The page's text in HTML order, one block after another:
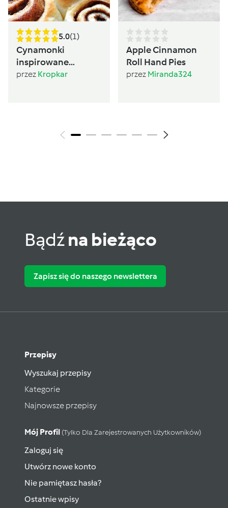
5.0(1)
Cynamonki
inspirowane
Sugarlady
przez Kropkar
Apple Cinnamon
Roll Hand Pies
przez Miranda324
Bądźna bieżąco
Zapisz się do naszego newslettera
Przepisy
Wyszukaj przepisy
Kategorie
Najnowsze przepisy
Mój Profil (tylko Dla Zarejestrowanych Użytkowników)
Zaloguj się
Utwórz nowe konto
Nie pamiętasz hasła?
Ostatnie wpisy